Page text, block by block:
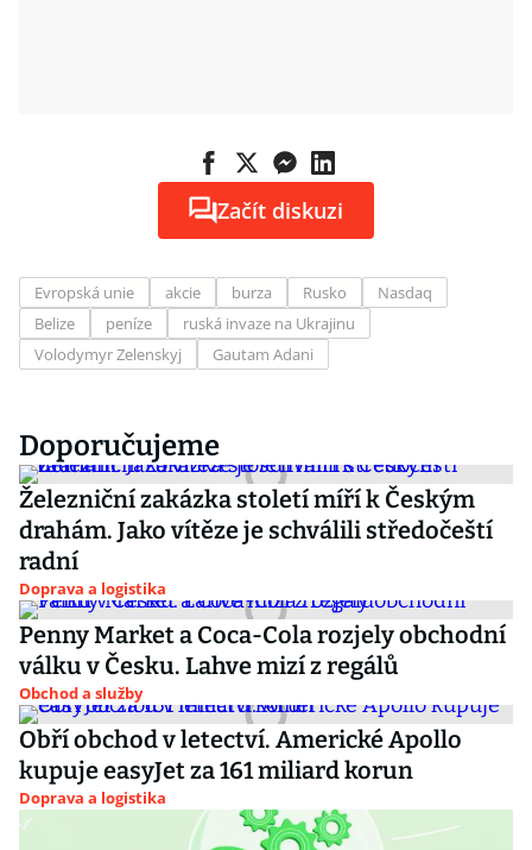
Začít diskuzi
Evropská unie akcie burza Rusko
Nasdaq
Belize
peníze
ruská invaze na Ukrajinu
Volodymyr Zelenskyj
Gautam Adani
Doporučujeme
Železniční zakázka století míří k Českým
drahám. Jako vítěze je schválili středočeští
radní
Doprava a logistika
Penny Market a Coca-Cola rozjely obchodní
válku v Česku. Lahve mizí z regálů
Obchod a služby
Obří obchod v letectví. Americké Apollo
kupuje easyJet za 161 miliard korun
Doprava a logistika